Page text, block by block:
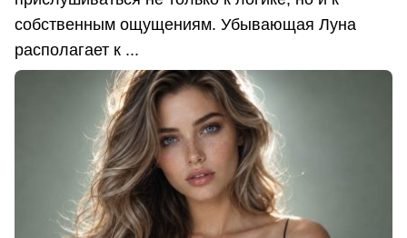
собственным ощущениям. Убывающая Луна
располагает к ...